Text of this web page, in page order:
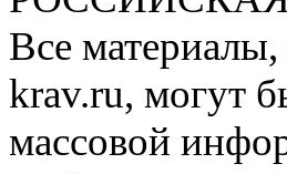
Все
krav.ru, могут
массовой